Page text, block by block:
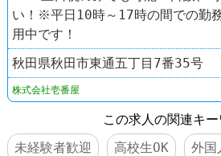
い！※平日10時～17時の間での勤
用中です！
秋田県秋田市東通五丁目7番35号
株式会社壱番屋
この求人の関連キー
未経験者歓迎
高校生OK 外国